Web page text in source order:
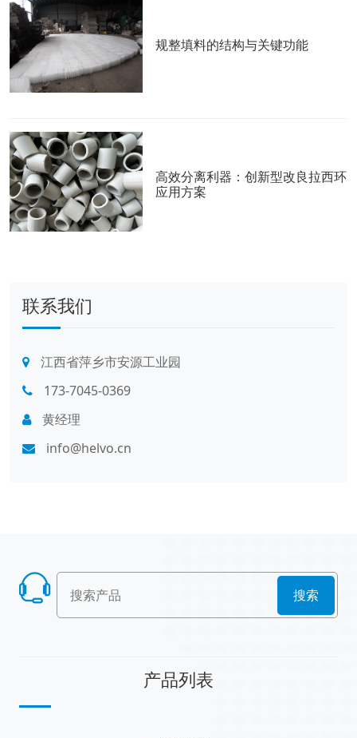
规整填料的结构与关键功能
高效分离利器：创新型改良拉西环
应用方案
联系我们
江西省萍乡市安源工业园
173-7045-0369
黄经理
info@helvo.cn
搜索
产品列表